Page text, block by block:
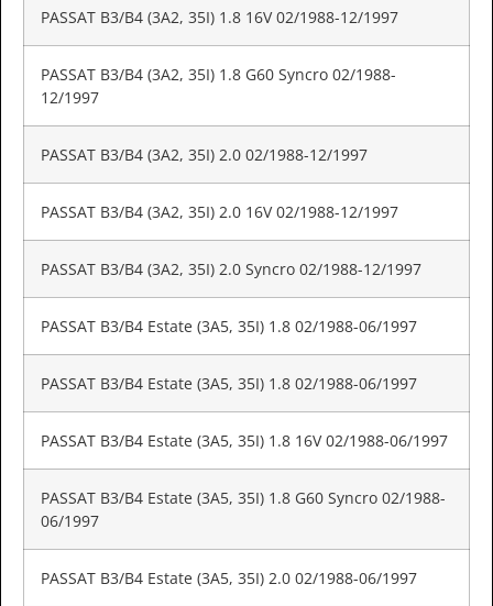
PASSAT B3/B4 (3A2, 35I) 1.8 16V 02/1988-12/1997
PASSAT B3/B4 (3A2, 35I) 1.8 G60 Syncro 02/1988-
12/1997
PASSAT B3/B4 (3A2, 35I) 2.0 02/1988-12/1997
PASSAT B3/B4 (3A2, 35I) 2.0 16V 02/1988-12/1997
PASSAT B3/B4 (3A2, 35I) 2.0 Syncro 02/1988-12/1997
PASSAT B3/B4 Estate (3A5, 35I) 1.8 02/1988-06/1997
PASSAT B3/B4 Estate (3A5, 35I) 1.8 02/1988-06/1997
PASSAT B3/B4 Estate (3A5, 35I) 1.8 16V 02/1988-06/1997
PASSAT B3/B4 Estate (3A5, 35I) 1.8 G60 Syncro 02/1988-
06/1997
PASSAT B3/B4 Estate (3A5, 35I) 2.0 02/1988-06/1997